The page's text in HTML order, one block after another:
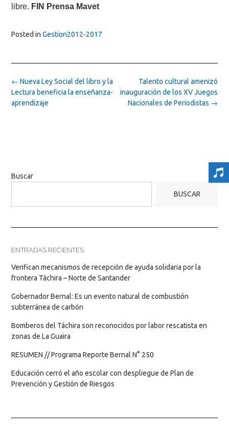
libre. FIN Prensa Mavet
Posted in Gestion2012-2017
Post
navigation
Talento cultural amenizó
inauguración de los XV Juegos
Nacionales de Periodistas →
← Nueva Ley Social del libro y la
Lectura beneficia la enseñanza-
aprendizaje
Buscar
BUSCAR
ENTRADAS RECIENTES
Verifican mecanismos de recepción de ayuda solidaria por la
frontera Táchira – Norte de Santander
Gobernador Bernal: Es un evento natural de combustión
subterránea de carbón
Bomberos del Táchira son reconocidos por labor rescatista en
zonas de La Guaira
RESUMEN // Programa Reporte Bernal N° 250
Educación cerró el año escolar con despliegue de Plan de
Prevención y Gestión de Riesgos